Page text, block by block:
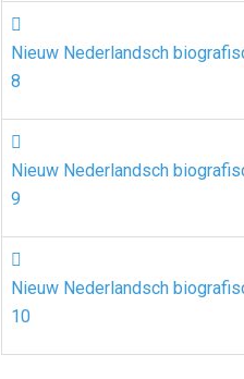

Nieuw Nederlandsch
8

Nieuw Nederlandsch
9

Nieuw Nederlandsch
10